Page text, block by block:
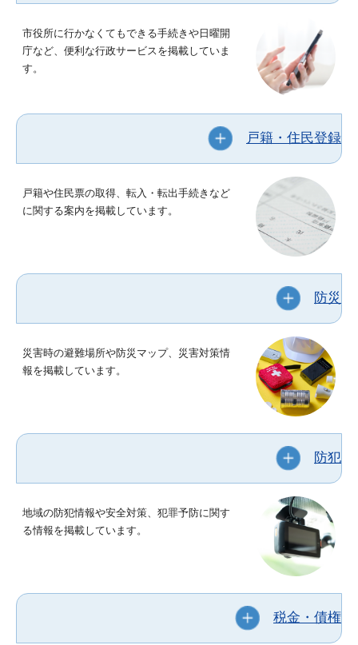
市役所に行かなくてもできる手続きや日曜開
庁など、便利な行政サービスを掲載していま
す。
戸籍・住民登録
戸籍や住民票の取得、転入・転出手続きなど
に関する案内を掲載しています。
防災
災害時の避難場所や防災マップ、災害対策情
報を掲載しています。
防犯
地域の防犯情報や安全対策、犯罪予防に関す
る情報を掲載しています。
税金・債権